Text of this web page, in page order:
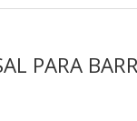
PARA